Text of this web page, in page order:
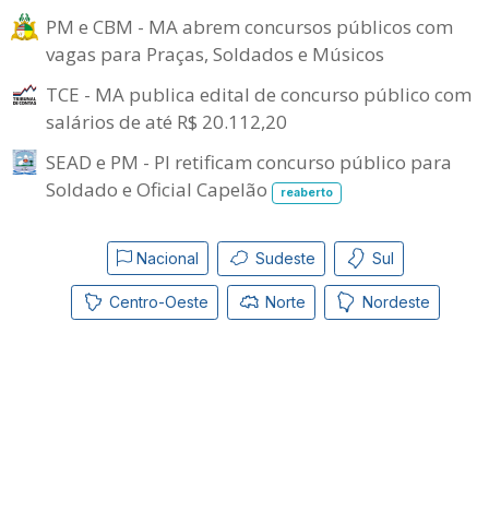
PM e CBM - MA abrem concursos públicos com
vagas para Praças, Soldados e Músicos
TCE - MA publica edital de concurso público com
salários de até R$ 20.112,20
SEAD e PM - PI retificam concurso público para
Soldado e Oficial Capelão
reaberto
Nacional Sudeste Sul
Centro-Oeste Norte Nordeste